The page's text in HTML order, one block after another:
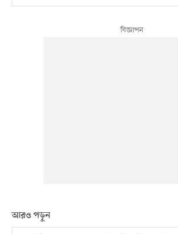
আরও পড়ুন